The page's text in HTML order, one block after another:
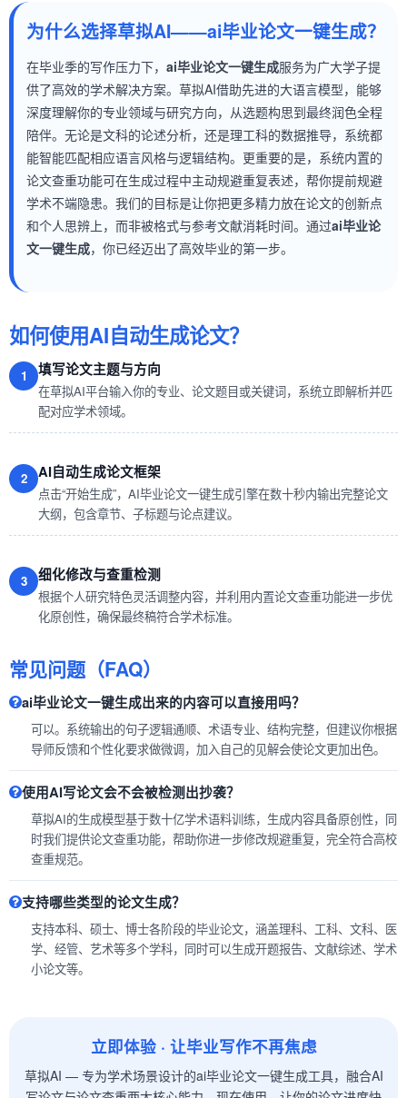
为什么选择草拟AI——ai毕业论文一键生成？
在毕业季的写作压力下， ai毕业论文一键生成服务为广大学子提
供了高效的学术解决方案。草拟AI借助先进的大语言模型，能够
深度理解你的专业领域与研究方向，从选题构思到最终润色全程
陪伴。无论是文科的论述分析，还是理工科的数据推导，系统都
能智能匹配相应语言风格与逻辑结构。更重要的是，系统内置的
论文查重功能可在生成过程中主动规避重复表述，帮你提前规避
学术不端隐患。我们的目标是让你把更多精力放在论文的创新点
和个人思辨上，而非被格式与参考文献消耗时间。通过ai毕业论
文一键生成，你已经迈出了高效毕业的第一步。
如何使用AI自动生成论文？
1 填写论文主题与方向
在草拟AI平台输入你的专业、论文题目或关键词，系统立即解析并匹
配对应学术领域。
2 AI自动生成论文框架
点击“开始生成”，AI毕业论文一键生成引擎在数十秒内输出完整论文
大纲，包含章节、子标题与论点建议。
3 细化修改与查重检测
根据个人研究特色灵活调整内容，并利用内置论文查重功能进一步优
化原创性，确保最终稿符合学术标准。
常见问题（FAQ）
ai毕业论文一键生成出来的内容可以直接用吗？
可以。系统输出的句子逻辑通顺、术语专业、结构完整，但建议你根据
导师反馈和个性化要求做微调，加入自己的见解会使论文更加出色。
使用AI写论文会不会被检测出抄袭？
草拟AI的生成模型基于数十亿学术语料训练，生成内容具备原创性，同
时我们提供论文查重功能，帮助你进一步修改规避重复，完全符合高校
查重规范。
支持哪些类型的论文生成？
支持本科、硕士、博士各阶段的毕业论文，涵盖理科、工科、文科、医
学、经管、艺术等多个学科，同时可以生成开题报告、文献综述、学术
小论文等。
立即体验 · 让毕业写作不再焦虑
草拟AI — 专为学术场景设计的ai毕业论文一键生成工具，融合AI